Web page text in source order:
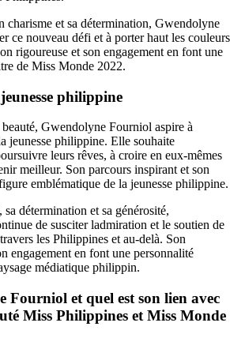
charisme et sa détermination, Gwendolyne
ce nouveau défi et à porter haut les couleurs
rigoureuse et son engagement en font une
de Miss Monde 2022.
philippine
Gwendolyne Fourniol aspire à
jeunesse philippine. Elle souhaite
leurs rêves, à croire en eux-mêmes
meilleur. Son parcours inspirant et son
emblématique de la jeunesse philippine.
détermination et sa générosité,
de susciter ladmiration et le soutien de
les Philippines et au-delà. Son
engagement en font une personnalité
médiatique philippin.
Fourniol et quel est son lien avec
Miss Philippines et Miss Monde